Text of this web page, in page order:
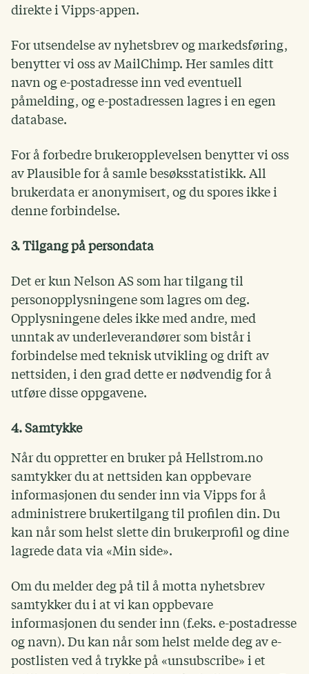
direkte i Vipps-appen.
For utsendelse av nyhetsbrev og markedsføring,
benytter vi oss av MailChimp. Her samles ditt
navn og e-postadresse inn ved eventuell
påmelding, og e-postadressen lagres i en egen
database.
For å forbedre brukeropplevelsen benytter vi oss
av Plausible for å samle besøksstatistikk. All
brukerdata er anonymisert, og du spores ikke i
denne forbindelse.
3. Tilgang på persondata
Det er kun Nelson AS som har tilgang til
personopplysningene som lagres om deg.
Opplysningene deles ikke med andre, med
unntak av underleverandører som bistår i
forbindelse med teknisk utvikling og drift av
nettsiden, i den grad dette er nødvendig for å
utføre disse oppgavene.
4. Samtykke
Når du oppretter en bruker på Hellstrom.no
samtykker du at nettsiden kan oppbevare
informasjonen du sender inn via Vipps for å
administrere brukertilgang til profilen din. Du
kan når som helst slette din brukerprofil og dine
lagrede data via «Min side».
Om du melder deg på til å motta nyhetsbrev
samtykker du i at vi kan oppbevare
informasjonen du sender inn (f.eks. e-postadresse
og navn). Du kan når som helst melde deg av e-
postlisten ved å trykke på «unsubscribe» i et